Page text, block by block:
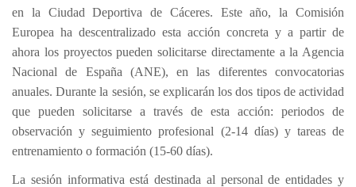
en la Ciudad Deportiva de Cáceres. Este año, la Comisión
Europea ha descentralizado esta acción concreta y a partir de
ahora los proyectos pueden solicitarse directamente a la Agencia
Nacional de España (ANE), en las diferentes convocatorias
anuales. Durante la sesión, se explicarán los dos tipos de actividad
que pueden solicitarse a través de esta acción: periodos de
observación y seguimiento profesional (2-14 días) y tareas de
entrenamiento o formación (15-60 días).
La sesión informativa está destinada al personal de entidades y